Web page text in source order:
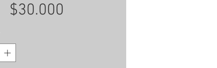
$30.000